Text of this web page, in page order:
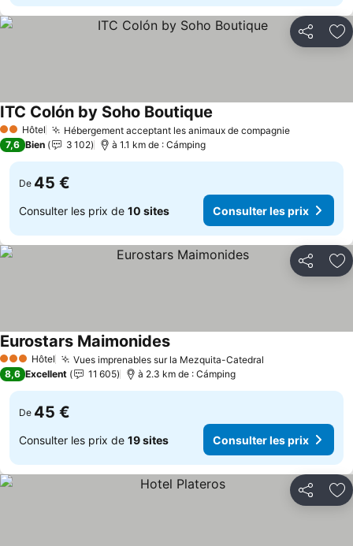
Partager
2 Étoiles
Hôtel Hébergement acceptant les animaux de compagnie
ITC Colón by Soho Boutique
7,6 Bien 3 102 à 1.1 km de : Cámping
De 45 €
Consulter les prix de 10 sites Consulter les prix
Partager
3 ÉtoilesHôtel Vues imprenables sur la Mezquita-Catedral
Eurostars Maimonides
8,6 Excellent 11 605 à 2.3 km de : Cámping
De 45 €
Consulter les prix de 19 sites Consulter les prix
Partager